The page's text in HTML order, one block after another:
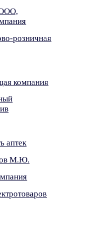
ООО,
розничная
компания
аптек
М.Ю.